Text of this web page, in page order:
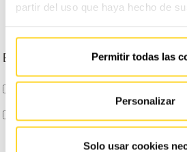
partir del uso que haya hecho de
Permitir todas las
Personalizar
Solo usar cookies
Escribe tu dirección
con mayor detalle en la Política de Privacidad.